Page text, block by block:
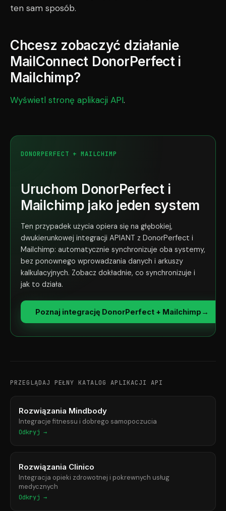
ten sam sposób.
Chcesz zobaczyć działanie
MailConnect DonorPerfect i
Mailchimp?
Wyświetl stronę aplikacji API.
DONORPERFECT + MAILCHIMP
Uruchom DonorPerfect i
Mailchimp jako jeden system
Ten przypadek użycia opiera się na głębokiej,
dwukierunkowej integracji APIANT z DonorPerfect i
Mailchimp: automatycznie synchronizuje oba systemy,
bez ponownego wprowadzania danych i arkuszy
kalkulacyjnych. Zobacz dokładnie, co synchronizuje i
jak to działa.
Poznaj integrację DonorPerfect + Mailchimp →
PRZEGLĄDAJ PEŁNY KATALOG APLIKACJI API
Rozwiązania Mindbody
Integracje fitnessu i dobrego samopoczucia
Odkryj →
Rozwiązania Clinico
Integracja opieki zdrowotnej i pokrewnych usług
medycznych
Odkryj →